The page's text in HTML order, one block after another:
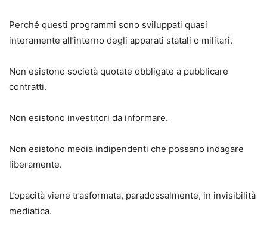
Perché questi programmi sono sviluppati quasi
interamente all’interno degli apparati statali o militari.
Non esistono società quotate obbligate a pubblicare
contratti.
Non esistono investitori da informare.
Non esistono media indipendenti che possano indagare
liberamente.
L’opacità viene trasformata, paradossalmente, in invisibilità
mediatica.